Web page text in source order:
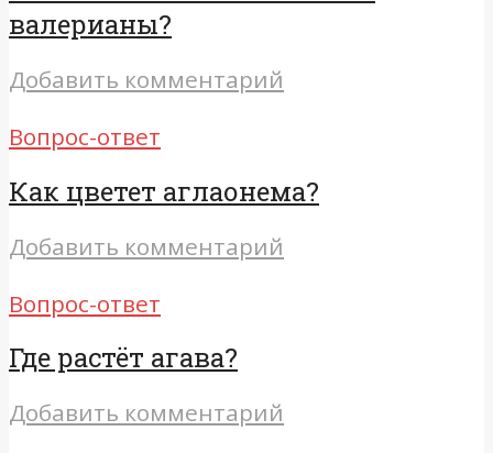
валерианы?
Добавить комментарий
Вопрос-ответ
Как цветет аглаонема?
Добавить комментарий
Вопрос-ответ
Где растёт агава?
Добавить комментарий